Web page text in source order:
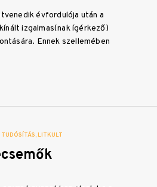
évfordulója után a
izgalmas(nak ígérkező)
Ennek szellemében
LITKULT